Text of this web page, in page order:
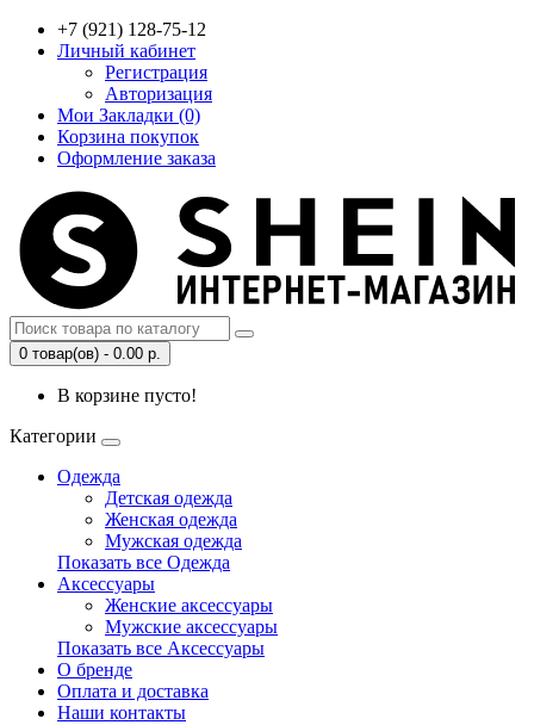
+7 (921) 128-75-12
Личный кабинет
Регистрация
Авторизация
Мои Закладки (0)
Корзина покупок
Оформление заказа
0 товар(ов) - 0.00 р.
В корзине пусто!
Категории
Одежда
Детская одежда
Женская одежда
Мужская одежда
Показать все Одежда
Аксессуары
Женские аксессуары
Мужские аксессуары
Показать все Аксессуары
О бренде
Оплата и доставка
Наши контакты